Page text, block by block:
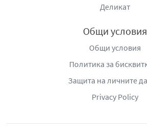
Деликат
Общи условия
Общи условия
Политика за
Защита на личните
Privacy Policy